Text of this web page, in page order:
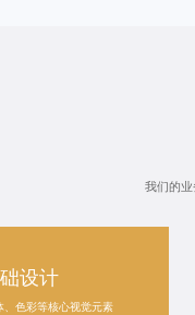
我们的
设计
、色彩等核心视觉元素